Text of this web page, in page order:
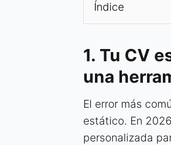
Índice
1. Tu CV
una
El error más
estático. En
personalizada